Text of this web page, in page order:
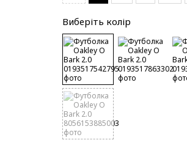
Виберіть колір